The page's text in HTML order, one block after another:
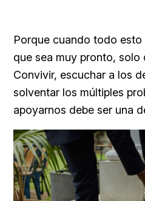
Porque cuando todo esto
que sea muy pronto, solo
Convivir, escuchar a los
solventar los múltiples
apoyarnos debe ser una